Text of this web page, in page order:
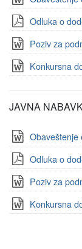
Odluka o
Poziv za
Konkursna
JAVNA
Obaveštenje
Odluka o
Poziv za
Konkursna